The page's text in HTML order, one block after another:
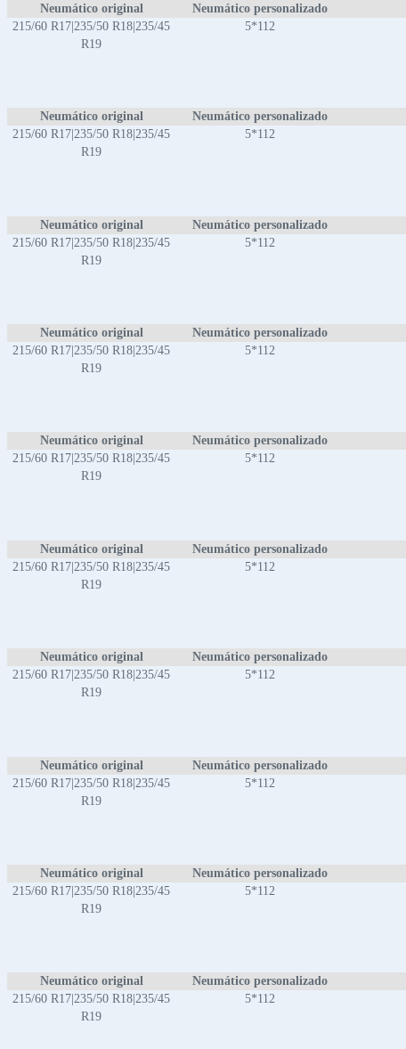
Neumático original Neumático personalizado
215/60 R17|235/50 R18|235/45
R19
5*112
Neumático original Neumático personalizado
215/60 R17|235/50 R18|235/45
R19
5*112
Neumático original Neumático personalizado
215/60 R17|235/50 R18|235/45
R19
5*112
Neumático original Neumático personalizado
215/60 R17|235/50 R18|235/45
R19
5*112
Neumático original Neumático personalizado
215/60 R17|235/50 R18|235/45
R19
5*112
Neumático original Neumático personalizado
215/60 R17|235/50 R18|235/45
R19
5*112
Neumático original Neumático personalizado
215/60 R17|235/50 R18|235/45
R19
5*112
Neumático original Neumático personalizado
215/60 R17|235/50 R18|235/45
R19
5*112
Neumático original Neumático personalizado
215/60 R17|235/50 R18|235/45
R19
5*112
Neumático original Neumático personalizado
215/60 R17|235/50 R18|235/45
R19
5*112